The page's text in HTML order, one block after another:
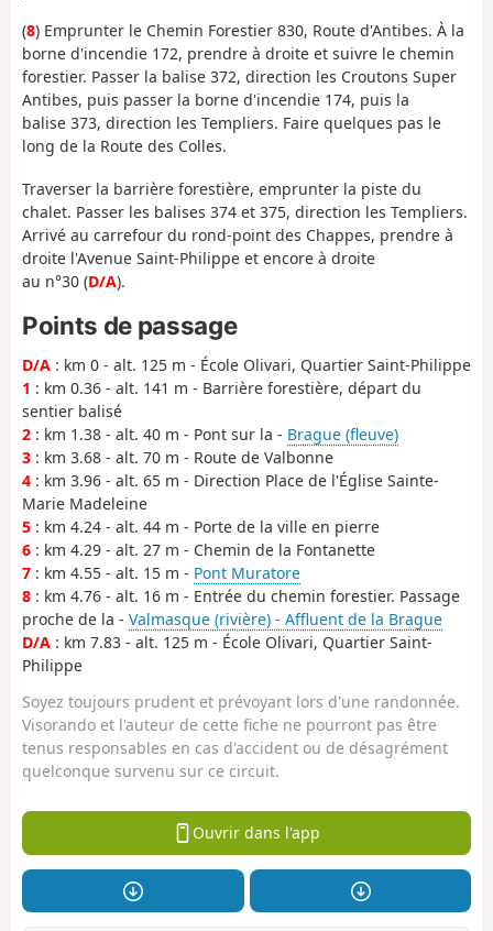
(8) Emprunter le Chemin Forestier 830, Route d'Antibes. À la
borne d'incendie 172, prendre à droite et suivre le chemin
forestier. Passer la balise 372, direction les Croutons Super
Antibes, puis passer la borne d'incendie 174, puis la
balise 373, direction les Templiers. Faire quelques pas le
long de la Route des Colles.
Traverser la barrière forestière, emprunter la piste du
chalet. Passer les balises 374 et 375, direction les Templiers.
Arrivé au carrefour du rond-point des Chappes, prendre à
droite l'Avenue Saint-Philippe et encore à droite
au n°30 (D/A).
Points de passage
D/A : km 0 - alt. 125 m - École Olivari, Quartier Saint-Philippe
1 : km 0.36 - alt. 141 m - Barrière forestière, départ du
sentier balisé
2 : km 1.38 - alt. 40 m - Pont sur la - Brague (fleuve)
3 : km 3.68 - alt. 70 m - Route de Valbonne
4 : km 3.96 - alt. 65 m - Direction Place de l'Église Sainte-
Marie Madeleine
5 : km 4.24 - alt. 44 m - Porte de la ville en pierre
6 : km 4.29 - alt. 27 m - Chemin de la Fontanette
7 : km 4.55 - alt. 15 m - Pont Muratore
8 : km 4.76 - alt. 16 m - Entrée du chemin forestier. Passage
proche de la - Valmasque (rivière) - Affluent de la Brague
D/A : km 7.83 - alt. 125 m - École Olivari, Quartier Saint-
Philippe
Soyez toujours prudent et prévoyant lors d'une randonnée.
Visorando et l'auteur de cette fiche ne pourront pas être
tenus responsables en cas d'accident ou de désagrément
quelconque survenu sur ce circuit.
Ouvrir dans l'app